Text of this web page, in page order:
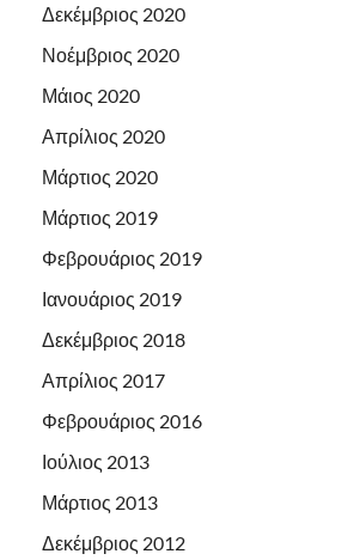
Δεκέμβριος 2020
Νοέμβριος 2020
Μάιος 2020
Απρίλιος 2020
Μάρτιος 2020
Μάρτιος 2019
Φεβρουάριος 2019
Ιανουάριος 2019
Δεκέμβριος 2018
Απρίλιος 2017
Φεβρουάριος 2016
Ιούλιος 2013
Μάρτιος 2013
Δεκέμβριος 2012